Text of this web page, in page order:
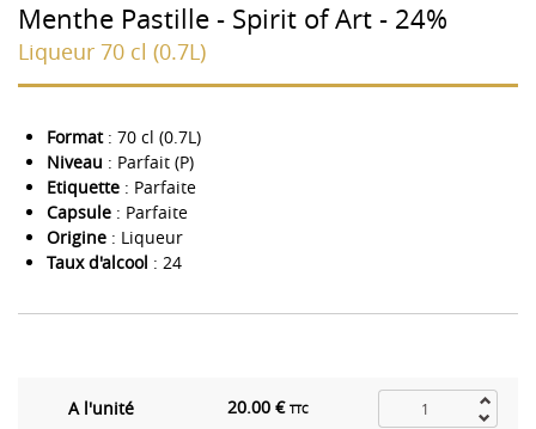
Menthe Pastille - Spirit of Art - 24%
Liqueur 70 cl (0.7L)
Format: 70 cl (0.7L)
Niveau : Parfait (P)
Etiquette : Parfaite
Capsule : Parfaite
Origine : Liqueur
Taux d'alcool : 24
A l'unité 20.00 € TTC